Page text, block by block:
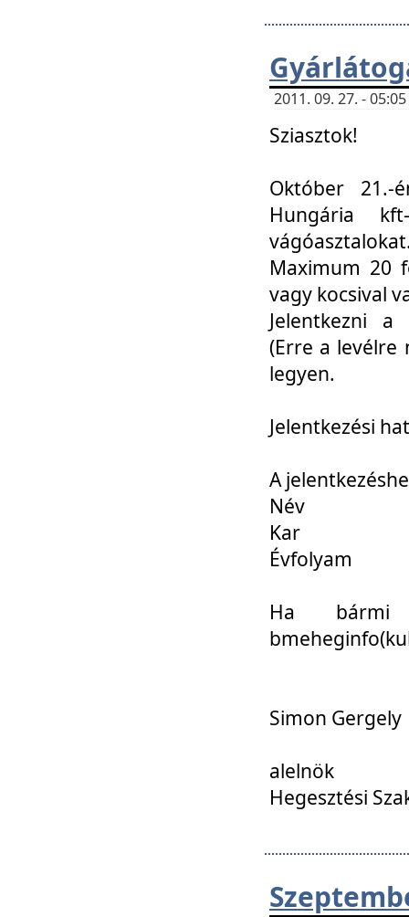
2011. 09. 27. -
Sziasztok!
Október 21.-
Hungária
Maximum 20
vagy kocsival
Jelentkezni a
(Erre a levélre
legyen.
Jelentkezési
A
Név
Kar
Évfolyam
Ha
Simon Gergely
alelnök
Hegesztési